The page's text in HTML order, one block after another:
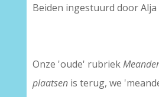
Beiden ingestuurd door Alja
Onze 'oude' rubriek
plaatsen is terug, we